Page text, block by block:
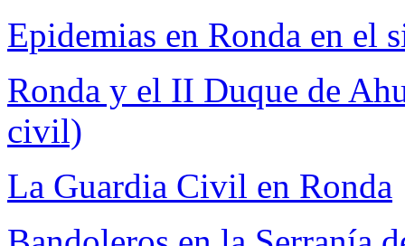
Epidemias en Ronda en el
Ronda y el II Duque de
civil)
La Guardia Civil en Ronda